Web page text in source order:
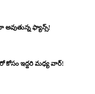
అవుతున్న ఫ్యాన్స్!
కోసం ఇద్దరి మధ్య వార్!